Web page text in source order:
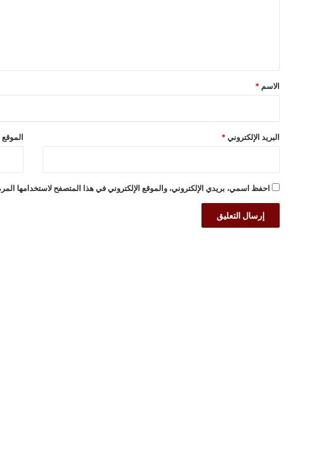
*
الاسم *
البريد الإلكتروني * الموقع
احفظ اسمي، بريدي الإلكتروني، والموقع الإلكتروني في هذا المتصفح لاستخدامها